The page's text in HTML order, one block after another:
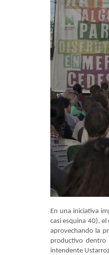
En una iniciativa
casi esquina 40),
aprovechando la
productivo dentro
intendente